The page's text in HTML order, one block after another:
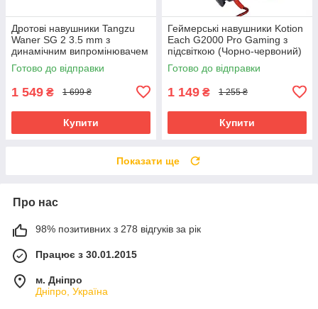
Дротові навушники Tangzu
Waner SG 2 3.5 mm з
динамічним випромінювачем
(Чорний)
Готово до відправки
1 549 ₴ 1 699 ₴
Купити
Геймерські навушники Kotion
Each G2000 Pro Gaming з
підсвіткою (Чорно-червоний)
Готово до відправки
1 149 ₴ 1 255 ₴
Купити
Показати ще
Про нас
98% позитивних з 278 відгуків за рік
Працює з 30.01.2015
м. Дніпро
Дніпро, Україна